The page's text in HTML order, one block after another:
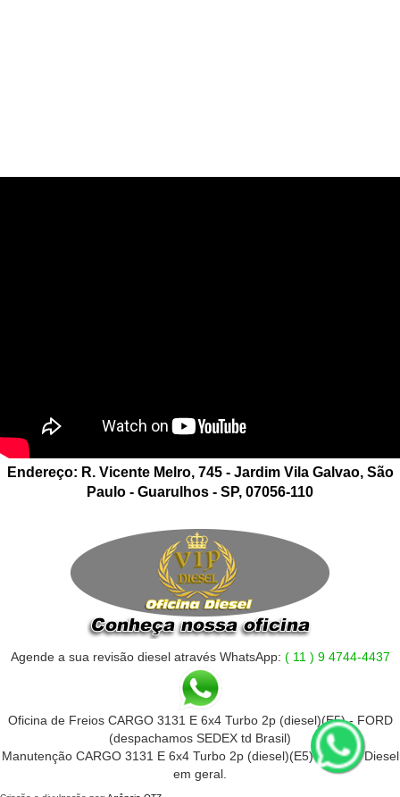
Endereço: R. Vicente Melro, 745 - Jardim Vila Galvao, São
Paulo - Guarulhos - SP, 07056-110
Agende a sua revisão diesel através WhatsApp: ( 11 ) 9 4744-4437
Oficina de Freios CARGO 3131 E 6x4 Turbo 2p (diesel)(E5) - FORD
(despachamos SEDEX td Brasil)
Manutenção CARGO 3131 E 6x4 Turbo 2p (diesel)(E5) - FORD Diesel
em geral.